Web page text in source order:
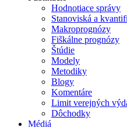
Hodnotiace správy
Stanoviská a
Makroprognózy
Fiškálne prognózy
Štúdie
Modely
Metodiky
Blogy
Komentáre
Limit verejných
Dôchodky
Médiá